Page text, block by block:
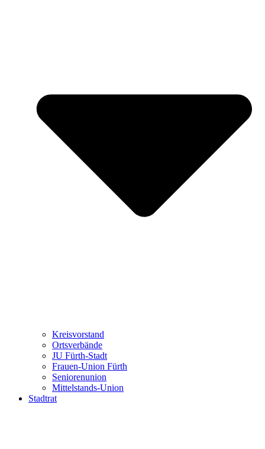
Kreisvorstand
Ortsverbände
JU Fürth-Stadt
Frauen-Union Fürth
Seniorenunion
Mittelstands-Union
Stadtrat